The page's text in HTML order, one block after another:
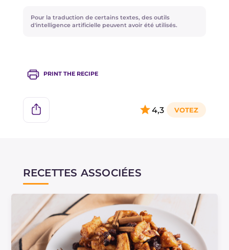
Pour la traduction de certains textes, des outils
d'intelligence artificielle peuvent avoir été utilisés.
PRINT THE RECIPE
4,3
RECETTES ASSOCIÉES